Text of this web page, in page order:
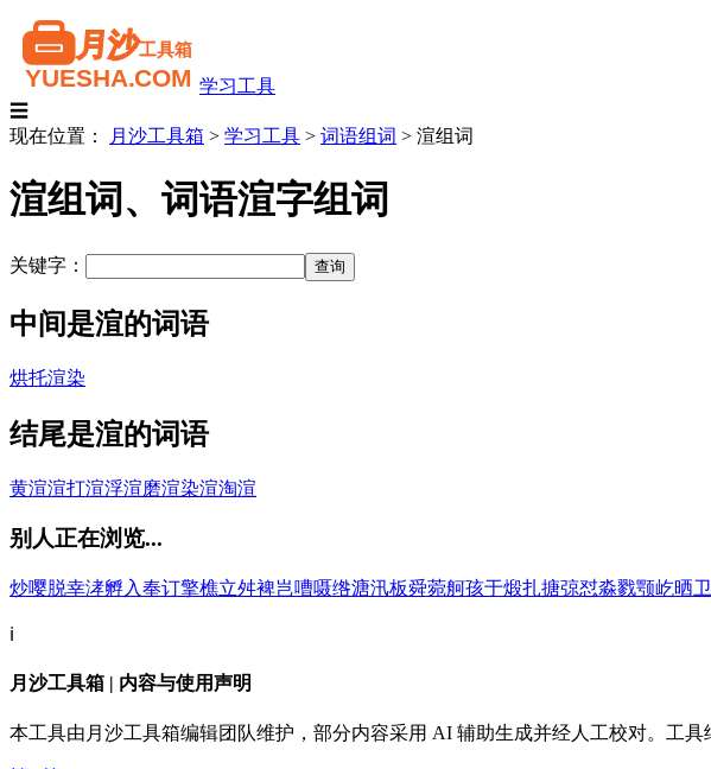
学习工具
☰
现在位置：
月沙工具箱 > 学习工具 > 词语组词 > 渲组词
渲组词、词语渲字组词
关键字：
中间是渲的词语
烘托渲染
结尾是渲的词语
黄渲渲打渲浮渲磨渲染渲淘渲
别人正在浏览...
炒嘤脱幸涍孵入奉订擎樵立舛裨岂嘈嗫绺溏汛板舜菀舸孩于煅扎搪弶怼淼戮颚屹晒卫
ℹ️
月沙工具箱 | 内容与使用声明
本工具由月沙工具箱编辑团队维护，部分内容采用 AI 辅助生成并经人工校对。工具